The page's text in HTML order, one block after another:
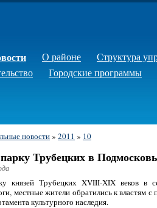
О районе Структура
Городские программы
новости» 2011 » 10
Трубецких в
князей Трубецких XVIII-XIX веков в
местные жители обратились к властям
культурного наследия.